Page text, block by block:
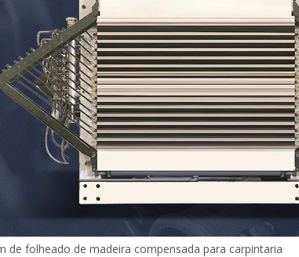
de folheado de madeira compensada para carpintaria